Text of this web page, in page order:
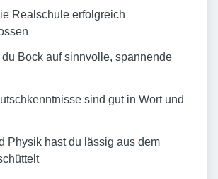
Realschule erfolgreich
du Bock auf sinnvolle, spannende
sind gut in Wort und
Physik hast du lässig aus dem